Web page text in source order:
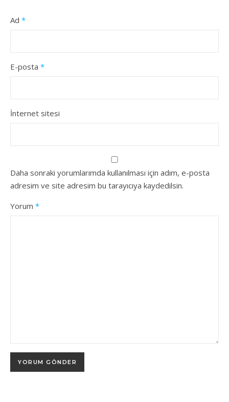
Ad *
E-posta *
İnternet sitesi
Daha sonraki yorumlarımda kullanılması için adım, e-posta
adresim ve site adresim bu tarayıcıya kaydedilsin.
Yorum *